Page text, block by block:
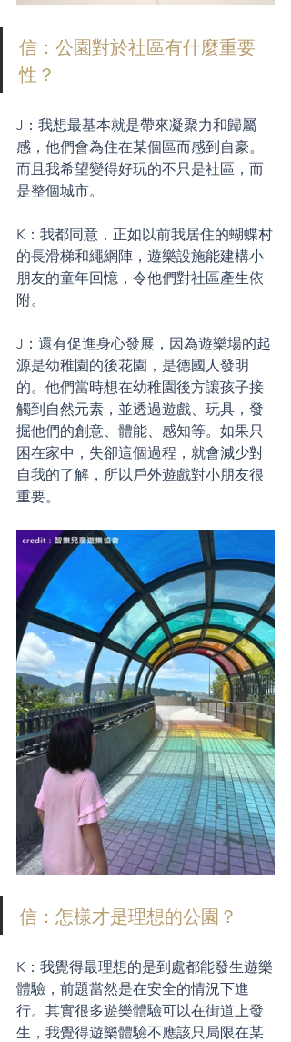
信：公園對於社區有什麼重要
性？
J：我想最基本就是帶來凝聚力和歸屬
感，他們會為住在某個區而感到自豪。
而且我希望變得好玩的不只是社區，而
是整個城市。
K：我都同意，正如以前我居住的蝴蝶村
的長滑梯和繩網陣，遊樂設施能建構小
朋友的童年回憶，令他們對社區產生依
附。
J：還有促進身心發展，因為遊樂場的起
源是幼稚園的後花園，是德國人發明
的。他們當時想在幼稚園後方讓孩子接
觸到自然元素，並透過遊戲、玩具，發
掘他們的創意、體能、感知等。如果只
困在家中，失卻這個過程，就會減少對
自我的了解，所以戶外遊戲對小朋友很
重要。
信：怎樣才是理想的公園？
K：我覺得最理想的是到處都能發生遊樂
體驗，前題當然是在安全的情況下進
行。其實很多遊樂體驗可以在街道上發
生，我覺得遊樂體驗不應該只局限在某